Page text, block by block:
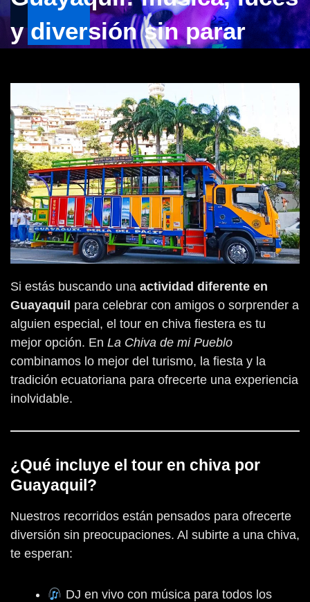
y diversión sin parar
Si estás buscando una actividad diferente en
Guayaquil para celebrar con amigos o sorprender a
alguien especial, el tour en chiva fiestera es tu
mejor opción. En La Chiva de mi Pueblo
combinamos lo mejor del turismo, la fiesta y la
tradición ecuatoriana para ofrecerte una experiencia
inolvidable.
¿Qué incluye el tour en chiva por
Guayaquil?
Nuestros recorridos están pensados para ofrecerte
diversión sin preocupaciones. Al subirte a una chiva,
te esperan:
DJ en vivo con música para todos los